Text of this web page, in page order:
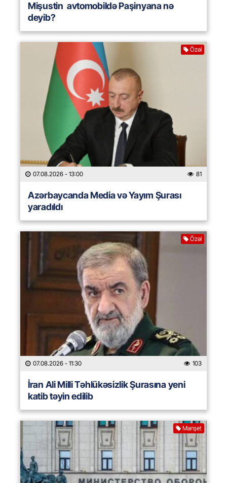
Mişustin avtomobildə Paşinyana nə
deyib?
Özəl
07.08.2026 - 13:00 81
Azərbaycanda Media və Yayım Şurası
yaradıldı
Özəl
07.08.2026 - 11:30 103
İran Ali Milli Təhlükəsizlik Şurasına yeni
katib təyin edilib
Manşet